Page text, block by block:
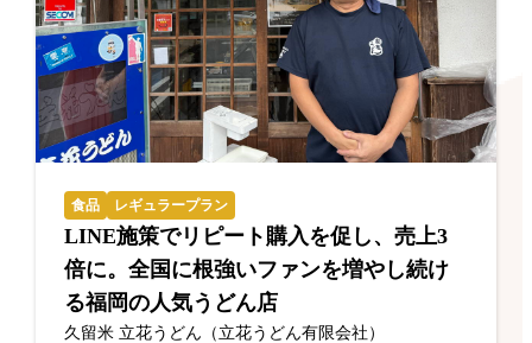
食品 レギュラープラン
LINE施策でリピート購入を促し、売上3
倍に。全国に根強いファンを増やし続け
る福岡の人気うどん店
久留米 立花うどん（立花うどん有限会社）